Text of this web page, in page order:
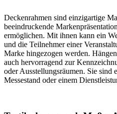
Deckenrahmen sind einzigartige
beeindruckende
ermöglichen. Mit ihnen kann ein
und die Teilnehmer einer
Marke hingezogen werden.
auch hervorragend zur
oder Ausstellungsräumen. Sie sind
Messestand oder einem